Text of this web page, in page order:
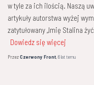
w tyle za ich ilością. Naszą
artykuły autorstwa wyżej
zatytułowany „Imię Stalina
Dowiedz się więcej
PrzezCzerwony Front,6 lattemu